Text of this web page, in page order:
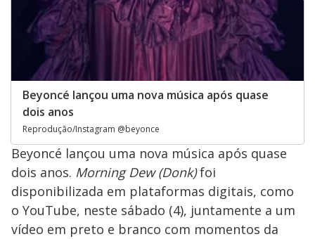
Beyoncé lançou uma nova música após quase
dois anos
Reprodução/Instagram @beyonce
Beyoncé lançou uma nova música após quase
dois anos. Morning Dew (Donk)foi
disponibilizada em plataformas digitais, como
o YouTube, neste sábado (4), juntamente a um
vídeo em preto e branco com momentos da